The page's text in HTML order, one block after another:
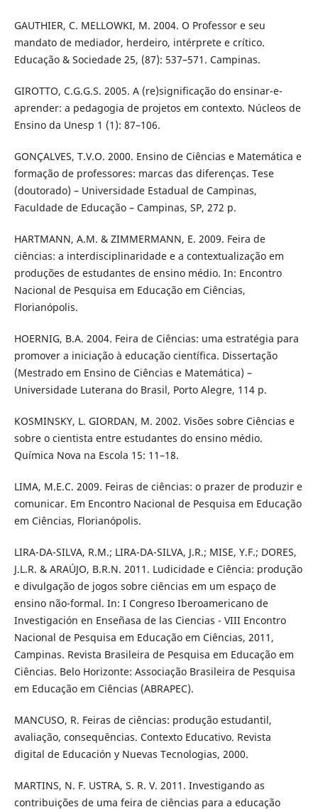
GAUTHIER, C. MELLOWKI, M. 2004. O Professor e seu
mandato de mediador, herdeiro, intérprete e crítico.
Educação & Sociedade 25, (87): 537–571. Campinas.
GIROTTO, C.G.G.S. 2005. A (re)significação do ensinar-e-
aprender: a pedagogia de projetos em contexto. Núcleos de
Ensino da Unesp 1 (1): 87–106.
GONÇALVES, T.V.O. 2000. Ensino de Ciências e Matemática e
formação de professores: marcas das diferenças. Tese
(doutorado) – Universidade Estadual de Campinas,
Faculdade de Educação – Campinas, SP, 272 p.
HARTMANN, A.M. & ZIMMERMANN, E. 2009. Feira de
ciências: a interdisciplinaridade e a contextualização em
produções de estudantes de ensino médio. In: Encontro
Nacional de Pesquisa em Educação em Ciências,
Florianópolis.
HOERNIG, B.A. 2004. Feira de Ciências: uma estratégia para
promover a iniciação à educação científica. Dissertação
(Mestrado em Ensino de Ciências e Matemática) –
Universidade Luterana do Brasil, Porto Alegre, 114 p.
KOSMINSKY, L. GIORDAN, M. 2002. Visões sobre Ciências e
sobre o cientista entre estudantes do ensino médio.
Química Nova na Escola 15: 11–18.
LIMA, M.E.C. 2009. Feiras de ciências: o prazer de produzir e
comunicar. Em Encontro Nacional de Pesquisa em Educação
em Ciências, Florianópolis.
LIRA-DA-SILVA, R.M.; LIRA-DA-SILVA, J.R.; MISE, Y.F.; DORES,
J.L.R. & ARAÚJO, B.R.N. 2011. Ludicidade e Ciência: produção
e divulgação de jogos sobre ciências em um espaço de
ensino não-formal. In: I Congreso Iberoamericano de
Investigación en Enseñasa de las Ciencias - VIII Encontro
Nacional de Pesquisa em Educação em Ciências, 2011,
Campinas. Revista Brasileira de Pesquisa em Educação em
Ciências. Belo Horizonte: Associação Brasileira de Pesquisa
em Educação em Ciências (ABRAPEC).
MANCUSO, R. Feiras de ciências: produção estudantil,
avaliação, consequências. Contexto Educativo. Revista
digital de Educación y Nuevas Tecnologias, 2000.
MARTINS, N. F. USTRA, S. R. V. 2011. Investigando as
contribuições de uma feira de ciências para a educação